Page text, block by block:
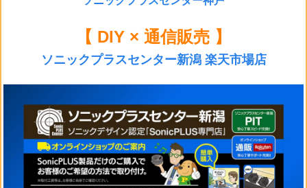
【 DIY × 通信販売 】
ソニックプラスセンター新潟 楽天市場店